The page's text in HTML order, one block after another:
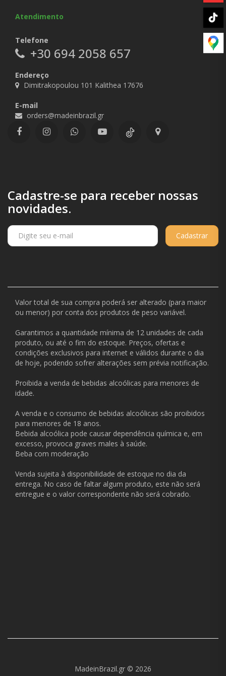
Atendimento
Telefone
+30 694 2058 657
Endereço
Dimitrakopoulou 101 Kalithea 17676
E-mail
orders@madeinbrazil.gr
Cadastre-se para receber nossas
novidades.
Cadastrar
Valor total de sua compra poderá ser alterado (para maior
ou menor) por conta dos produtos de peso variável.
Garantimos a quantidade mínima de 12 unidades de cada
produto, ou até o fim do estoque. Preços, ofertas e
condições exclusivos para internet e válidos durante o dia
de hoje, podendo sofrer alterações sem prévia notificação.
Proibida a venda de bebidas alcoólicas para menores de
idade.
A venda e o consumo de bebidas alcoólicas são proibidos
para menores de 18 anos.
Bebida alcoólica pode causar dependência química e, em
excesso, provoca graves males à saúde.
Beba com moderação
Venda sujeita à disponibilidade de estoque no dia da
entrega. No caso de faltar algum produto, este não será
entregue e o valor correspondente não será cobrado.
MadeinBrazil.gr © 2026